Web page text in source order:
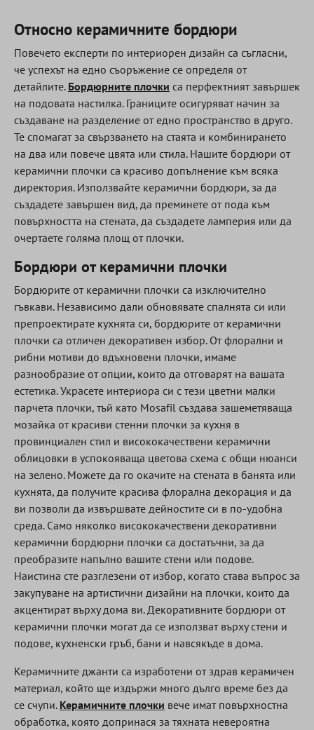
Относно керамичните бордюри
Повечето експерти по интериорен дизайн са съгласни,
че успехът на едно съоръжение се определя от
детайлите. Бордюрните плочки са перфектният завършек
на подовата настилка. Границите осигуряват начин за
създаване на разделение от едно пространство в друго.
Те спомагат за свързването на стаята и комбинирането
на два или повече цвята или стила. Нашите бордюри от
керамични плочки са красиво допълнение към всяка
директория. Използвайте керамични бордюри, за да
създадете завършен вид, да преминете от пода към
повърхността на стената, да създадете ламперия или да
очертаете голяма площ от плочки.
Бордюри от керамични плочки
Бордюрите от керамични плочки са изключително
гъвкави. Независимо дали обновявате спалнята си или
препроектирате кухнята си, бордюрите от керамични
плочки са отличен декоративен избор. От флорални и
рибни мотиви до вдъхновени плочки, имаме
разнообразие от опции, които да отговарят на вашата
естетика. Украсете интериора си с тези цветни малки
парчета плочки, тъй като Mosafil създава зашеметяваща
мозайка от красиви стенни плочки за кухня в
провинциален стил и висококачествени керамични
облицовки в успокояваща цветова схема с общи нюанси
на зелено. Можете да го окачите на стената в банята или
кухнята, да получите красива флорална декорация и да
ви позволи да извършвате дейностите си в по-удобна
среда. Само няколко висококачествени декоративни
керамични бордюрни плочки са достатъчни, за да
преобразите напълно вашите стени или подове.
Наистина сте разглезени от избор, когато става въпрос за
закупуване на артистични дизайни на плочки, които да
акцентират върху дома ви. Декоративните бордюри от
керамични плочки могат да се използват върху стени и
подове, кухненски гръб, бани и навсякъде в дома.
Керамичните джанти са изработени от здрав керамичен
материал, който ще издържи много дълго време без да
се счупи. Керамичните плочки вече имат повърхностна
обработка, която допринася за тяхната невероятна